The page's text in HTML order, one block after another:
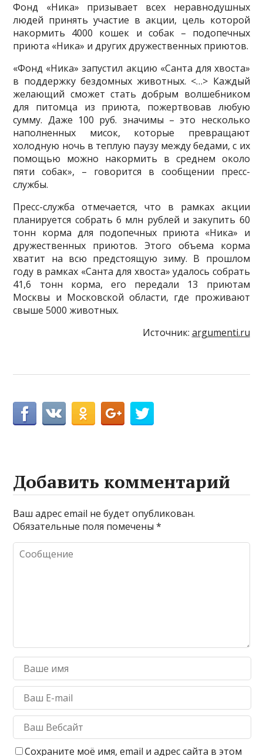
Фонд «Ника» призывает всех неравнодушных
людей принять участие в акции, цель которой
накормить 4000 кошек и собак – подопечных
приюта «Ника» и других дружественных приютов.
«Фонд «Ника» запустил акцию «Санта для хвоста»
в поддержку бездомных животных. <…> Каждый
желающий сможет стать добрым волшебником
для питомца из приюта, пожертвовав любую
сумму. Даже 100 руб. значимы – это несколько
наполненных мисок, которые превращают
холодную ночь в тeплую паузу между бедами, с их
помощью можно накормить в среднем около
пяти собак», – говорится в сообщении пресс-
службы.
Пресс-служба отмечается, что в рамках акции
планируется собрать 6 млн рублей и закупить 60
тонн корма для подопечных приюта «Ника» и
дружественных приютов. Этого объема корма
хватит на всю предстоящую зиму. В прошлом
году в рамках «Санта для хвоста» удалось собрать
41,6 тонн корма, его передали 13 приютам
Москвы и Московской области, где проживают
свыше 5000 животных.
Источник: argumenti.ru
Добавить комментарий
Ваш адрес email не будет опубликован.
Обязательные поля помечены*
Сохраните моё имя, email и адрес сайта в этом